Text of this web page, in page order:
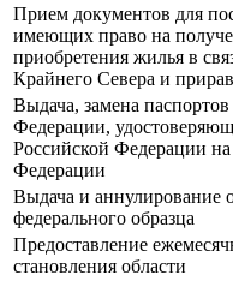
Прием документов для
имеющих право на
приобретения жилья в
Крайнего Севера и
Выдача, замена
Федерации,
Российской Федерации
Федерации
Выдача и аннулирование
федерального образца
Предоставление
становления области